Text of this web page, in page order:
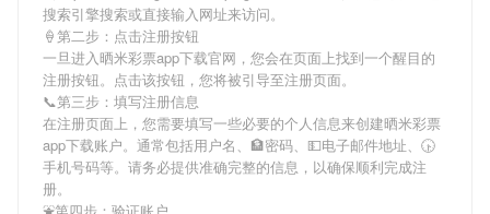
搜索引擎搜索或直接输入网址来访问。
🍦第二步：点击注册按钮
一旦进入晒米彩票app下载官网，您会在页面上找到一个醒目的
注册按钮。点击该按钮，您将被引导至注册页面。
📞第三步：填写注册信息
在注册页面上，您需要填写一些必要的个人信息来创建晒米彩票
app下载账户。通常包括用户名、🏦密码、💵电子邮件地址、🕟
手机号码等。请务必提供准确完整的信息，以确保顺利完成注
册。